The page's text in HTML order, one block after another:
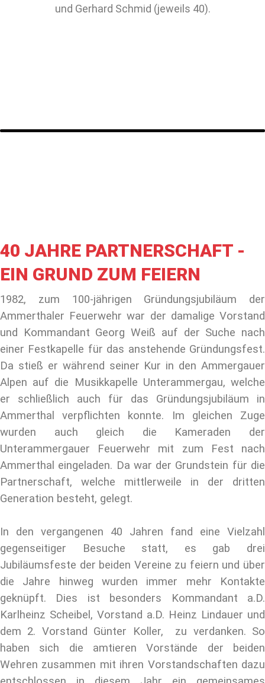
und Gerhard Schmid (jeweils 40).
40 JAHRE PARTNERSCHAFT -
EIN GRUND ZUM FEIERN
1982, zum 100-jährigen Gründungsjubiläum der
Ammerthaler Feuerwehr war der damalige Vorstand
und Kommandant Georg Weiß auf der Suche nach
einer Festkapelle für das anstehende Gründungsfest.
Da stieß er während seiner Kur in den Ammergauer
Alpen auf die Musikkapelle Unterammergau, welche
er schließlich auch für das Gründungsjubiläum in
Ammerthal verpflichten konnte. Im gleichen Zuge
wurden auch gleich die Kameraden der
Unterammergauer Feuerwehr mit zum Fest nach
Ammerthal eingeladen. Da war der Grundstein für die
Partnerschaft, welche mittlerweile in der dritten
Generation besteht, gelegt.
In den vergangenen 40 Jahren fand eine Vielzahl
gegenseitiger Besuche statt, es gab drei
Jubiläumsfeste der beiden Vereine zu feiern und über
die Jahre hinweg wurden immer mehr Kontakte
geknüpft. Dies ist besonders Kommandant a.D.
Karlheinz Scheibel, Vorstand a.D. Heinz Lindauer und
dem 2. Vorstand Günter Koller, zu verdanken. So
haben sich die amtieren Vorstände der beiden
Wehren zusammen mit ihren Vorstandschaften dazu